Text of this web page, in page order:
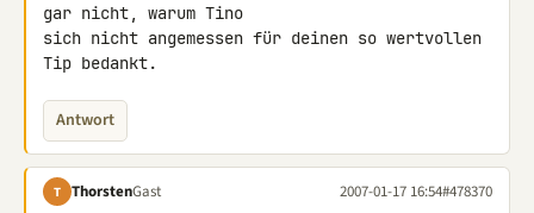
gar nicht, warum Tino
sich nicht angemessen für deinen so wertvollen
Tip bedankt.
Antwort
T ThorstenGast 2007-01-17 16:54#478370